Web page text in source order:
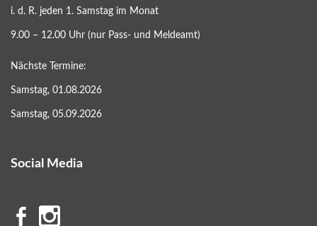
i. d. R. jeden 1. Samstag im Monat
9.00 – 12.00 Uhr (nur Pass- und Meldeamt)
Nächste Termine:
Samstag, 01.08.2026
Samstag, 05.09.2026
Social Media